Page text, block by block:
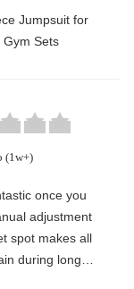
Jumpsuit for
Sets
(1w+)
once you
adjustment
spot makes all
during long